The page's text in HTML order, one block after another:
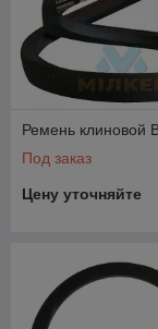
Ремень клиновой
Под заказ
Цену уточняйте